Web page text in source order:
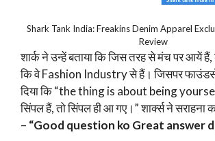
Shark Tank India: Freakins Denim Apparel
Review
शार्क ने उन्हें बताया कि जिस तरह से मंच पर आयें हैं,
कि वे Fashion Industry से हैं। जिसपर
दिया कि “the thing is about being
सिंपल हैं, तो सिंपल ही आ गए।” शार्क्स ने सराहना
– “Good question ko Great answer